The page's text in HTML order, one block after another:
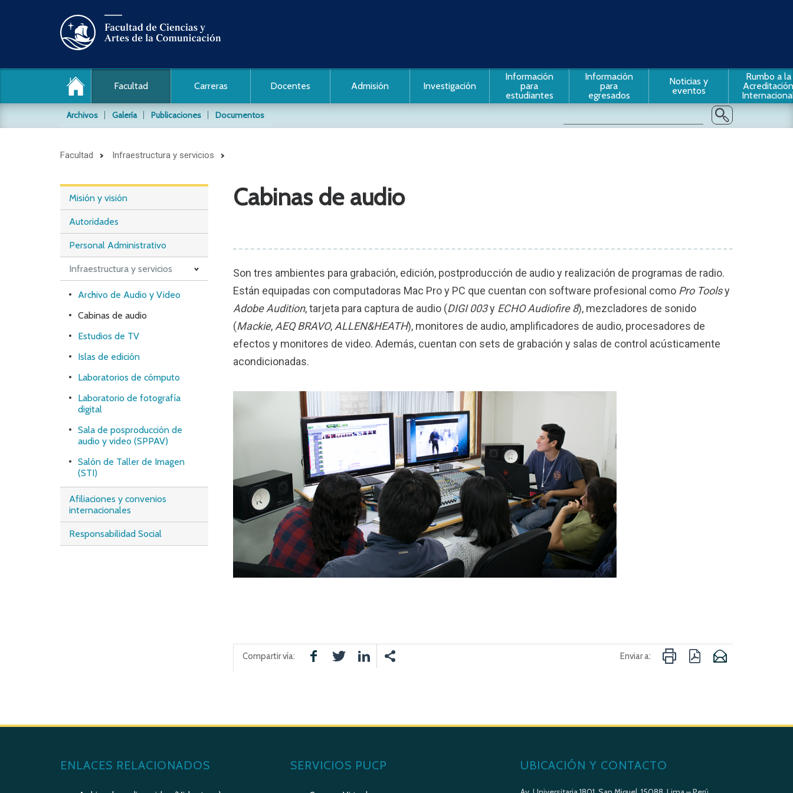
Facultad Carreras Docentes Admisión Investigación
Información
para
estudiantes
Información
para
egresados
Noticias y
eventos
Rumbo a la
Acreditación
Archivos
Archivos Fotográficos
Conservamos y difundimos los siguientes archivos:
Daniel Pajuelo / PUCP
Jaime Rázuri / PUCP
TAFOS / PUCP
Galería Publicaciones Documentos
Facultad Infraestructura y servicios
Misión y visión
Autoridades
Personal Administrativo
Infraestructura y servicios
Archivo de Audio y Video
Cabinas de audio
Estudios de TV
Islas de edición
Laboratorios de cómputo
Laboratorio de fotografía
digital
Sala de posproducción de
audio y video (SPPAV)
Salón de Taller de Imagen
(STI)
Afiliaciones y convenios
internacionales
Responsabilidad Social
Cabinas de audio
Son tres ambientes para grabación, edición, postproducción de audio y realización de programas de radio.
Están equipadas con computadoras Mac Pro y PC que cuentan con software profesional como Pro Toolsy
Adobe Audition, tarjeta para captura de audio (DIGI 003y ECHO Audiofire 8), mezcladores de sonido
(Mackie, AEQ BRAVO, ALLEN&HEATH), monitores de audio, amplificadores de audio, procesadores de
efectos y monitores de video. Además, cuentan con sets de grabación y salas de control acústicamente
acondicionadas.
Compartir vía: Enviar a:
ENLACES RELACIONADOS SERVICIOS PUCP UBICACIÓN Y CONTACTO